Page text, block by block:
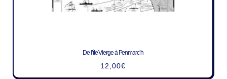
De l’île Vierge à Penmarc’h
12,00€